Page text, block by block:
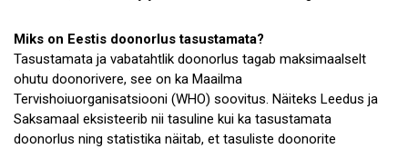
Saada tagasiside
Legend pelikanist
Ajalugu
Miks on Eestis doonorlus tasustamata?
Tasustamata ja vabatahtlik doonorlus tagab maksimaalselt
ohutu doonorivere, see on ka Maailma
Tervishoiuorganisatsiooni (WHO) soovitus. Näiteks Leedus ja
Saksamaal eksisteerib nii tasuline kui ka tasustamata
doonorlus ning statistika näitab, et tasuliste doonorite